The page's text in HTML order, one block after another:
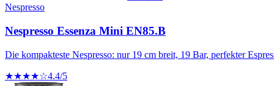
Nespresso
Nespresso Essenza Mini EN85.B
Die kompakteste Nespresso: nur 19 cm breit, 19 Bar, perfekter
★★★★☆4.4/5